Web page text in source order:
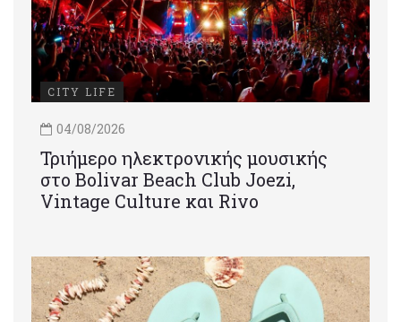
CITY LIFE
04/08/2026
Τριήμερο ηλεκτρονικής μουσικής
στο Bolivar Beach Club Joezi,
Vintage Culture και Rivo